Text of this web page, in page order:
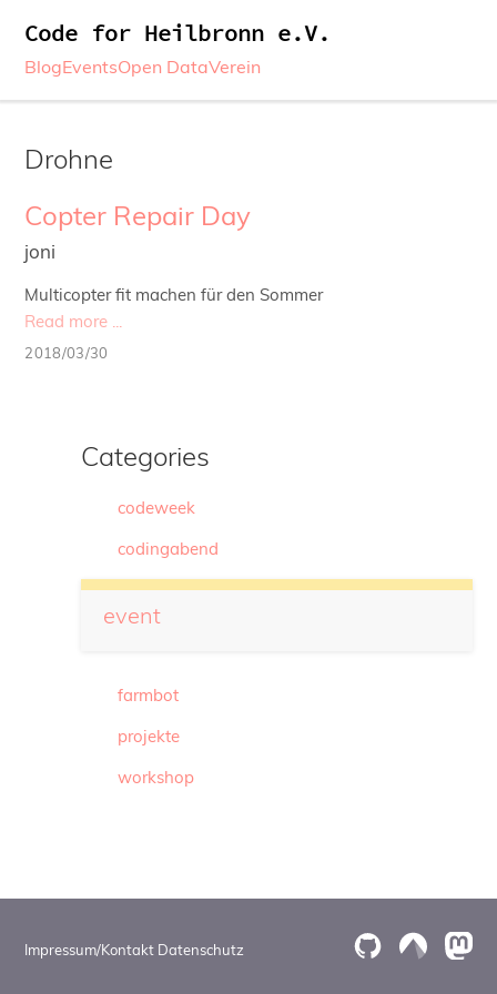
Code for Heilbronn e.V.
BlogEventsOpen DataVerein
Drohne
Copter Repair Day
joni
Multicopter fit machen für den Sommer
Read more ...
2018/03/30
Categories
codeweek
codingabend
event
farmbot
projekte
workshop
Impressum/Kontakt Datenschutz